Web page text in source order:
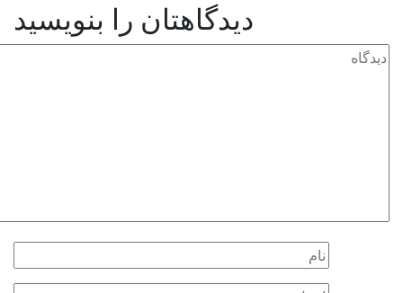
دیدگاهتان را بنویسید